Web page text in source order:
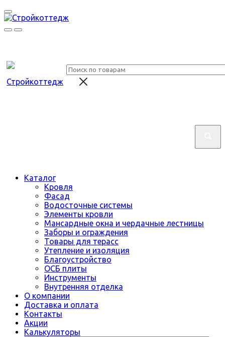
Каталог
Кровля
Фасад
Водосточные системы
Элементы кровли
Мансардные окна и чердачные лестницы
Заборы и ограждения
Товары для терасс
Утепление и изоляция
Благоустройство
ОСБ плиты
Инструменты
Внутренняя отделка
О компании
Доставка и оплата
Контакты
Акции
Калькуляторы